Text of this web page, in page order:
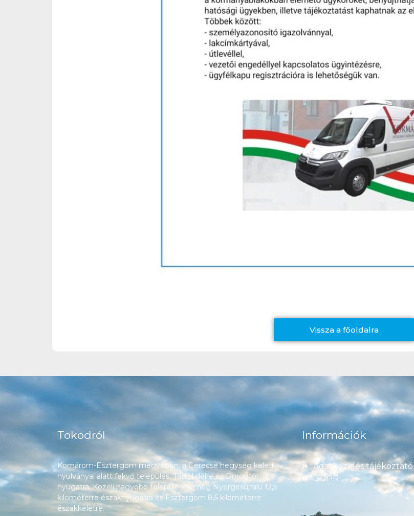
Vissza a főoldalra
Tokodról
Komárom-Esztergom megyében, a Gerecse hegység keleti
nyúlványai alatt fekvő település, Táttól délre és Dorogtól
nyugatra. Közeli nagyobb települések még Nyergesújfalu 12,5
kilométerre északnyugatra és Esztergom 8,5 kilométerre
északkeletre.
Információk
Adatkezelés tájékoztató
GDPR